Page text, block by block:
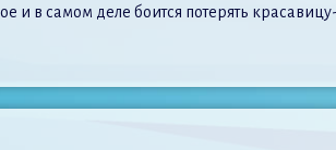
в самом деле боится потерять